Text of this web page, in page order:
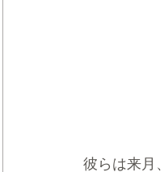
彼らは来月